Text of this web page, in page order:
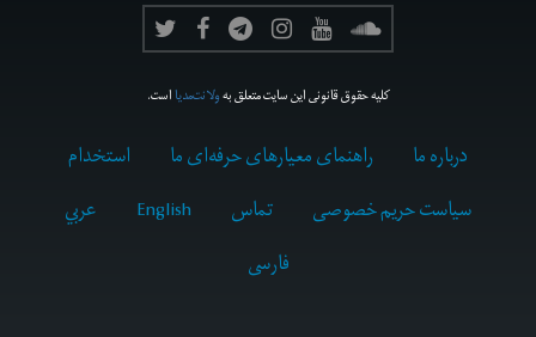
کلیه حقوق قانونی این سایت متعلق بهولانت‌مدیااست.
درباره ما راهنمای معیارهای حرفه‌ای ما
استخدام
سیاست حریم خصوصی
تماس English
عربي
فارسى